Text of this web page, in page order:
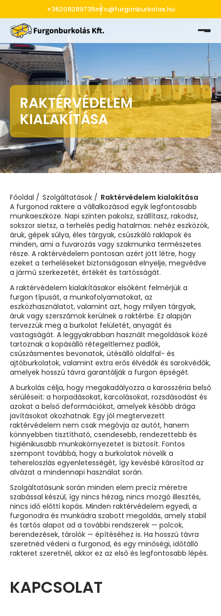
+36208289735info@furgonburkolas.hu
RAKTÉRVÉDELEM
KIALAKÍTÁSA
Főoldal Szolgáltatások
Raktérvédelem kialakítása
A furgonod raktere a vállalkozásod egyik legfontosabb
munkaeszköze. Napi szinten pakolsz, szállítasz, rakodsz,
sokszor sietsz, a terhelés pedig hatalmas: nehéz eszközök,
áruk, gépek súlya, éles tárgyak, csúszkáló raklapok és
minden, ami a fuvarozás vagy szakmunka természetes
része. A raktérvédelem pontosan azért jött létre, hogy
ezeket a terheléseket biztonságosan elnyelje, megvédve
a jármű szerkezetét, értékét és tartósságát.
A raktérvédelem kialakításakor elsőként felmérjük a
furgon típusát, a munkafolyamatokat, az
eszközhasználatot, valamint azt, hogy milyen tárgyak,
áruk vagy szerszámok kerülnek a raktérbe. Ez alapján
tervezzük meg a burkolat felületét, anyagát és
vastagságát. A leggyakrabban használt megoldások közé
tartoznak a kopásálló rétegeltlemez padlók,
csúszásmentes bevonatok, ütésálló oldalfal- és
ajtóburkolatok, valamint extra erős élvédők és sarokvédők,
amelyek hosszú távra garantálják a furgon épségét.
A burkolás célja, hogy megakadályozza a karosszéria belső
sérüléseit: a horpadásokat, karcolásokat, rozsdásodást és
azokat a belső deformációkat, amelyek később drága
javításokat okozhatnak. Egy jól megtervezett
raktérvédelem nem csak megóvja az autót, hanem
könnyebben tisztítható, csendesebb, rendezettebb és
higiénikusabb munkakörnyezetet is biztosít. Fontos
szempont továbbá, hogy a burkolatok növelik a
tehereloszlás egyenletességét, így kevésbé károsítod az
alvázat a mindennapi használat során.
Szolgáltatásunk során minden elem precíz méretre
szabással készül, így nincs hézag, nincs mozgó illesztés,
nincs idő előtti kopás. Minden raktérvédelem egyedi, a
furgonodra és munkádra szabott megoldás, amely stabil
és tartós alapot ad a további rendszerek — polcok,
berendezések, tárolók — építéséhez is. Ha hosszú távra
szeretnéd védeni a furgonod, és egy minőségi, időtálló
rakteret szeretnél, akkor ez az első és legfontosabb lépés.
KAPCSOLAT